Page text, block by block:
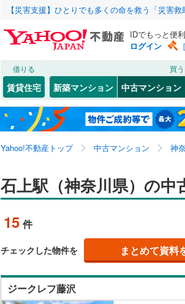
【災害支援】ひとりでも多くの命を救う「災害
IDでもっと便
ログイン
借りる
賃貸住宅
買う
新築マンション 中古マンション
Yahoo!不動産トップ 中古マンション 神
石上駅（神奈川県）の中
15 件
チェックした物件を まとめて資料
ジークレフ藤沢
北海道 北海道
東北 青森
関東 東京
信越・北陸 新潟
近畿 大阪
中国 鳥取
JR 東北本線(569)
川越線(263)
吾妻線(52)
日光線
47
(1,739)
東金線(15)
南武線(608)
横浜線(821)
(15) (7)
由比ケ浜
(11)
(12) (27)
こだわり条件 リフォーム、リ
リノベーシ
（11）
共用設備
宅配ボック
トランクルー
（13）